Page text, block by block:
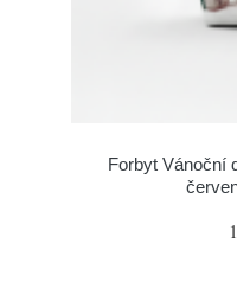
Forbyt Vánoční